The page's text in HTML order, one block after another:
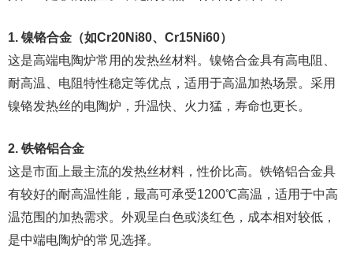
1. 镍铬合金（如Cr20Ni80、Cr15Ni60）
这是高端电陶炉常用的发热丝材料。镍铬合金具有高电阻、
耐高温、电阻特性稳定等优点，适用于高温加热场景。采用
镍铬发热丝的电陶炉，升温快、火力猛，寿命也更长。
2. 铁铬铝合金
这是市面上最主流的发热丝材料，性价比高。铁铬铝合金具
有较好的耐高温性能，最高可承受1200℃高温，适用于中高
温范围的加热需求。外观呈白色或淡红色，成本相对较低，
是中端电陶炉的常见选择。